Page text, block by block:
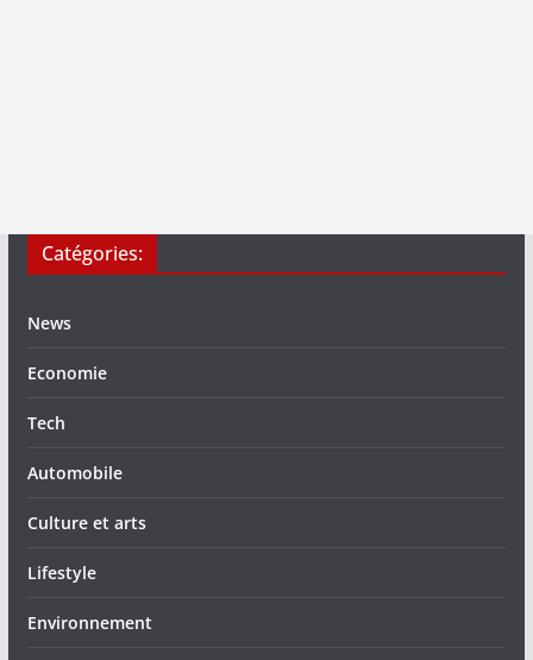
Catégories:
News
Economie
Tech
Automobile
Culture et arts
Lifestyle
Environnement